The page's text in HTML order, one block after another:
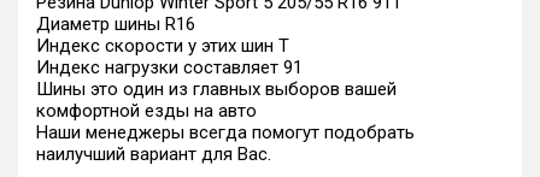
Диаметр шины R16
Индекс скорости у этих шин T
Индекс нагрузки составляет 91
Шины это один из главных выборов вашей
комфортной езды на авто
Наши менеджеры всегда помогут подобрать
наилучший вариант для Вас.